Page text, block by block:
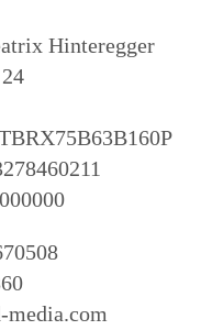
Hinteregger